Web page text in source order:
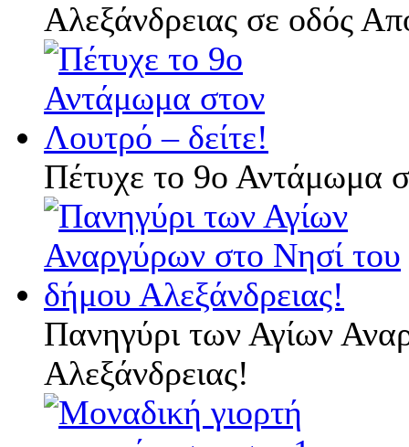
Αλεξάνδρειας σε οδός
Πέτυχε το 9ο Αντάμωμα
Πανηγύρι των Αγίων
Αλεξάνδρειας!